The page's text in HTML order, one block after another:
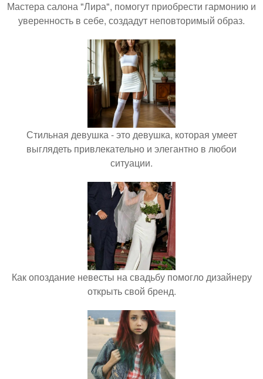
Мастера салона "Лира", помогут приобрести гармонию и
уверенность в себе, создадут неповторимый образ.
Стильная девушка - это девушка, которая умеет
выглядеть привлекательно и элегантно в любои
ситуации.
Как опоздание невесты на свадьбу помогло дизайнеру
открыть свой бренд.